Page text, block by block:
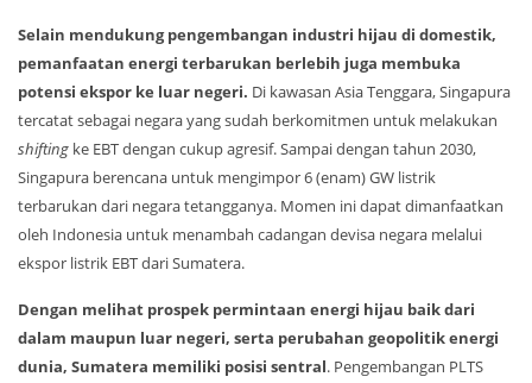
Selain mendukung pengembangan industri hijau di domestik,
pemanfaatan energi terbarukan berlebih juga membuka
potensi ekspor ke luar negeri. Di kawasan Asia Tenggara, Singapura
tercatat sebagai negara yang sudah berkomitmen untuk melakukan
shifting ke EBT dengan cukup agresif. Sampai dengan tahun 2030,
Singapura berencana untuk mengimpor 6 (enam) GW listrik
terbarukan dari negara tetangganya. Momen ini dapat dimanfaatkan
oleh Indonesia untuk menambah cadangan devisa negara melalui
ekspor listrik EBT dari Sumatera.
Dengan melihat prospek permintaan energi hijau baik dari
dalam maupun luar negeri, serta perubahan geopolitik energi
dunia, Sumatera memiliki posisi sentral. Pengembangan PLTS